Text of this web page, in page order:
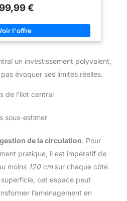
de travail, bar à petit-déjeuner
grande flexibilité à votre
globales : Longueur 180
€
un investissement polyvalent,
évoquer ses limites réelles.
de l’îlot central
sous-estimer
gestion de la circulation. Pour
pratique, il est impératif de
moins 120 cmsur chaque côté.
cet espace peut
l’aménagement en